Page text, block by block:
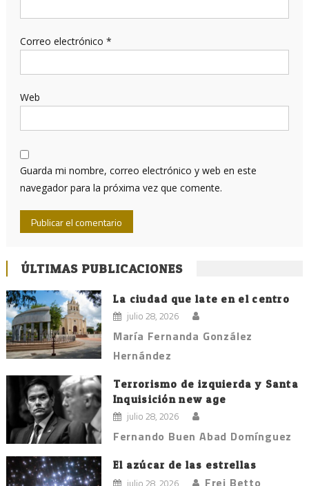
Correo electrónico *
Web
Guarda mi nombre, correo electrónico y web en este
navegador para la próxima vez que comente.
ÚLTIMAS PUBLICACIONES
La ciudad que late en el centro
julio 28, 2026
María Fernanda González
Hernández
Terrorismo de izquierda y Santa
Inquisición new age
julio 28, 2026
Fernando Buen Abad Domínguez
El azúcar de las estrellas